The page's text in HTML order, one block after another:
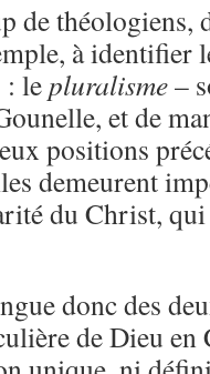
de théologiens,
à identifier
: lepluralisme–
et de
positions
demeurent
du Christ, qui
donc des
de Dieu